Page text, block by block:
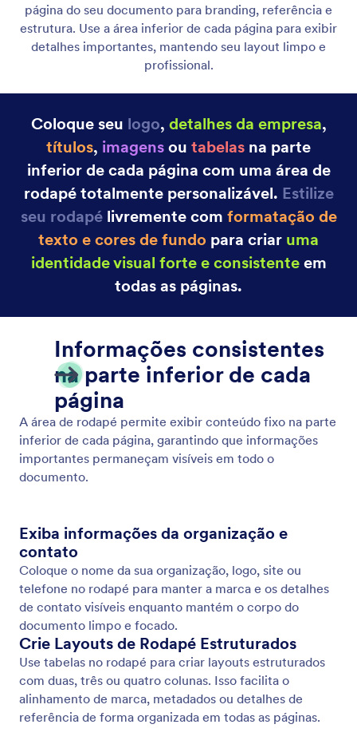
Página de Capa
Adicione uma página de capa dedicada para
apresentar seu documento de forma clara e
profissional. Destaque títulos, marca e informações-
chave antes do início do conteúdo principal.
Adicione títulos e subtítulos para estruturar o
conteúdo do seu documento de forma clara. Crie
seções bem definidas com títulos estilizados que
melhoram a legibilidade e a hierarquia visual.